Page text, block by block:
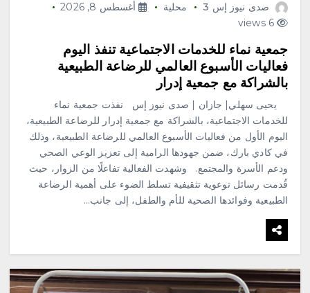
صدى نيوز إس 3 محلية
أغسطس 8, 2026
6 views
جمعية نماء للخدمات الاجتماعية تنفذ اليوم
فعاليات الأسبوع العالمي للرضاعة الطبيعية
بالشراكة مع جمعية إدرار
يحيى سهلي| جازان | صدى نيوز إس نفذت جمعية نماء
للخدمات الاجتماعية، بالشراكة مع جمعية إدرار للرضاعة الطبيعية،
اليوم الأول من فعاليات الأسبوع العالمي للرضاعة الطبيعية، وذلك
في كادي بارك، ضمن جهودها الرامية إلى تعزيز الوعي الصحي
ودعم الأسرة والمجتمع. وشهدت الفعالية تفاعلًا من الزوار، حيث
قُدمت رسائل توعوية تثقيفية تسلط الضوء على أهمية الرضاعة
الطبيعية وفوائدها الصحية للأم والطفل، إلى جانب…